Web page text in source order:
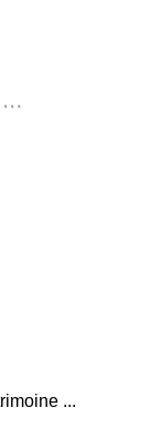
...